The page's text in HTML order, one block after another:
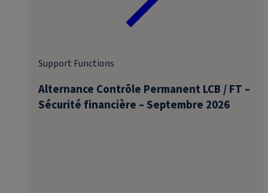
Alternance Contrôle Permanent LCB / FT –
Sécurité financière – Septembre 2026
Support Functions